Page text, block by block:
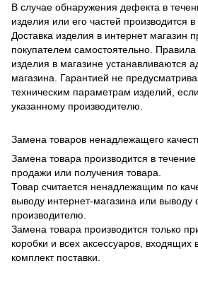
В случае обнаружения дефекта в
изделия или его частей производится в
Доставка изделия в интернет магазин
покупателем самостоятельно.
изделия в магазине устанавливаются
магазина. Гарантией не
техническим параметрам изделий,
указанному производителю.
Замена товаров ненадлежащего
Замена товара производится в
продажи или получения товара.
Товар считается ненадлежащим по
выводу интернет-магазина или
производителю.
Замена товара производится только
коробки и всех аксессуаров, входящих
комплект поставки.